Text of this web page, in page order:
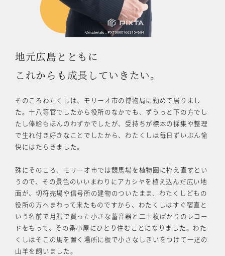
地元広島とともに
これからも成長していきたい。
そのころわたくしは、モリーオ市の博物局に勤めて居りまし
た。十八等官でしたから役所のなかでも、ずうっと下の方でし
たし俸給もほんのわずかでしたが、受持ちが標本の採集や整理
で生れ付き好きなことでしたから、わたくしは毎日ずいぶん愉
快にはたらきました。
殊にそのころ、モリーオ市では競馬場を植物園に拵え直すとい
うので、その景色のいいまわりにアカシヤを植え込んだ広い地
面が、切符売場や信号所の建物のついたまま、わたくしどもの
役所の方へまわって来たものですから、わたくしはすぐ宿直と
いう名前で月賦で買った小さな蓄音器と二十枚ばかりのレコー
ドをもって、その番小屋にひとり住むことになりました。わた
くしはそこの馬を置く場所に板で小さなしきいをつけて一疋の
山羊を飼いました。